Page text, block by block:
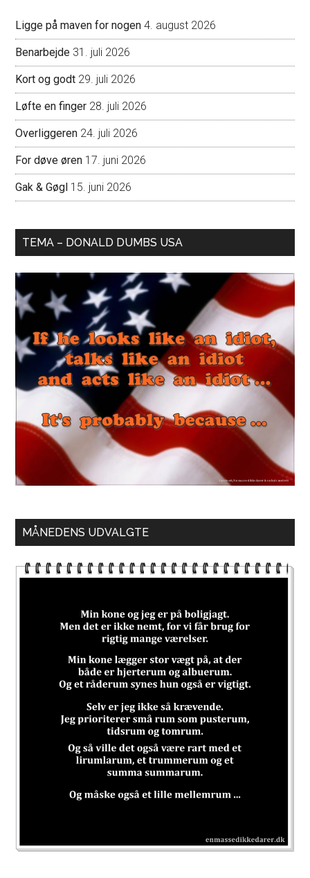
Ligge på maven for nogen 4. august 2026
Benarbejde 31. juli 2026
Kort og godt 29. juli 2026
Løfte en finger 28. juli 2026
Overliggeren 24. juli 2026
For døve øren 17. juni 2026
Gak & Gøgl 15. juni 2026
TEMA – DONALD DUMBS USA
MÅNEDENS UDVALGTE